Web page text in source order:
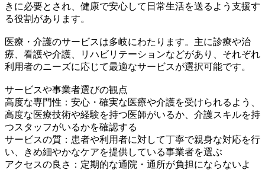
きに必要とされ、健康で安心して日常生活を送るよう支援す
る役割があります。
医療・介護のサービスは多岐にわたります。主に診療や治
療、看護や介護、リハビリテーションなどがあり、それぞれ
利用者のニーズに応じて最適なサービスが選択可能です。
サービスや事業者選びの観点
高度な専門性：安心・確実な医療や介護を受けられるよう、
高度な医療技術や経験を持つ医師がいるか、介護スキルを持
つスタッフがいるかを確認する
サービスの質：患者や利用者に対して丁寧で親身な対応を行
い、きめ細やかなケアを提供している事業者を選ぶ
アクセスの良さ：定期的な通院・通所が負担にならないよ